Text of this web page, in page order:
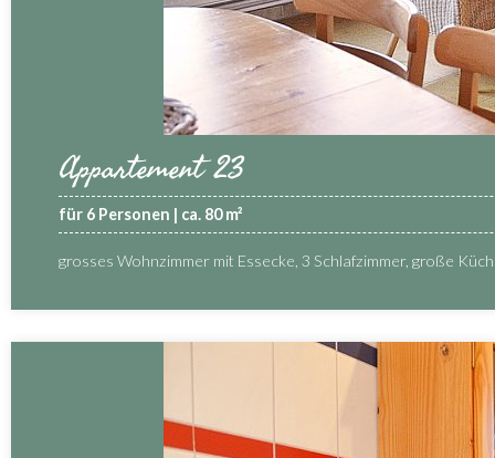
Appartement 23
für 6 Personen | ca. 80 m²
grosses Wohnzimmer mit Essecke, 3 Schlafzimmer, große